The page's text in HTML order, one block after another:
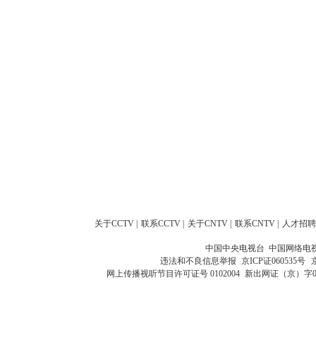
关于CCTV 联系CCTV 关于CNTV 联系CNTV 人才招聘
中国中央电视台 中国网络电
违法和不良信息举报 京ICP证060535号
网上传播视听节目许可证号 0102004 新出网证（京）